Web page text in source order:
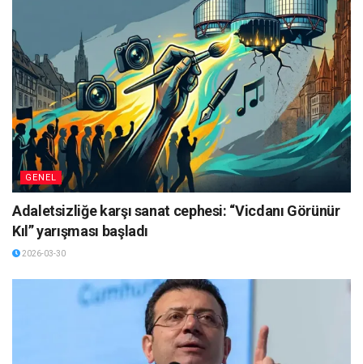
GENEL
Adaletsizliğe karşı sanat cephesi: “Vicdanı Görünür
Kıl” yarışması başladı
2026-03-30